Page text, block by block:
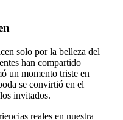
solo por la belleza del
han compartido
un momento triste en
se convirtió en el
invitados.
reales en nuestra